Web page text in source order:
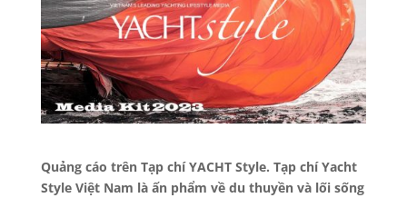
Quảng cáo trên Tạp chí YACHT Style. Tạp chí Yacht
Style Việt Nam là ấn phẩm về du thuyền và lối sống